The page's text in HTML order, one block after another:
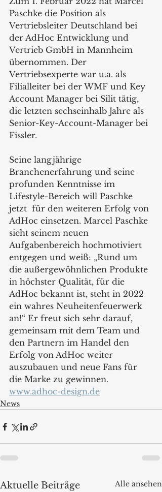
Paschke die Position als
Vertriebsleiter Deutschland bei
der AdHoc Entwicklung und
Vertrieb GmbH in Mannheim
übernommen. Der
Vertriebsexperte war u.a. als
Filialleiter bei der WMF und Key
Account Manager bei Silit tätig,
die letzten sechseinhalb Jahre als
Senior-Key-Account-Manager bei
Fissler.
Seine langjährige
Branchenerfahrung und seine
profunden Kenntnisse im
Lifestyle-Bereich will Paschke
jetzt  für den weiteren Erfolg von
AdHoc einsetzen. Marcel Paschke
sieht seinem neuen
Aufgabenbereich hochmotiviert
entgegen und weiß: „Rund um
die außergewöhnlichen Produkte
in höchster Qualität, für die
AdHoc bekannt ist, steht in 2022
ein wahres Neuheitenfeuerwerk
an!“ Er freut sich sehr darauf,
gemeinsam mit dem Team und
den Partnern im Handel den
Erfolg von AdHoc weiter
auszubauen und neue Fans für
die Marke zu gewinnen.
www.adhoc-design.de
News
Aktuelle Beiträge Alle ansehen